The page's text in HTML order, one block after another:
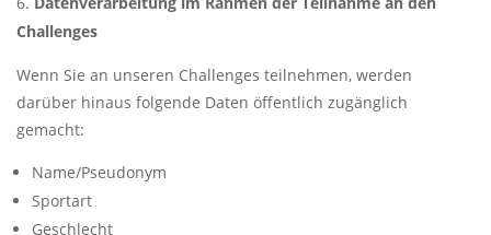
Challenges
Wenn Sie an unseren Challenges teilnehmen, werden
darüber hinaus folgende Daten öffentlich zugänglich
gemacht:
Name/Pseudonym
Sportart
Geschlecht